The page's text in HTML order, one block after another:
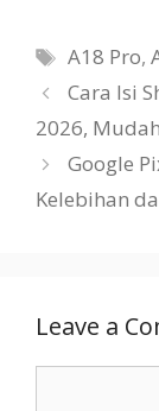
Tags
A18 Pro,
Cara Isi
2026,
Google
Kelebihan
Leave a